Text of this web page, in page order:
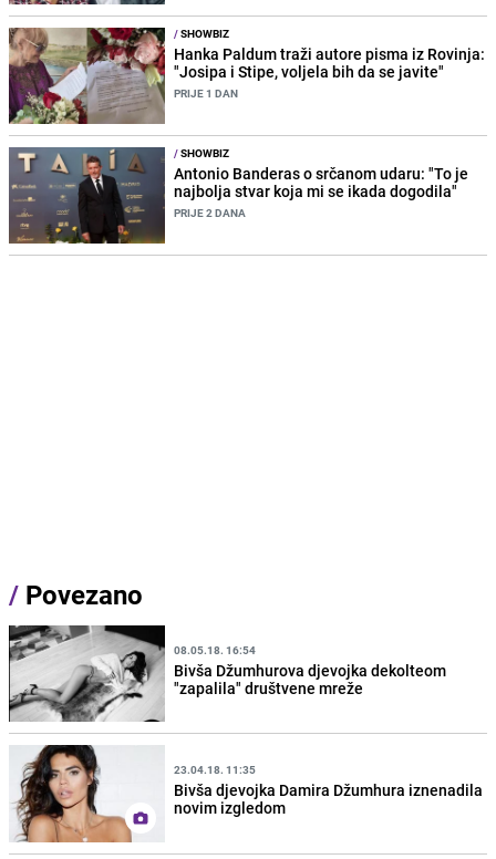
/SHOWBIZ
Hanka Paldum traži autore pisma iz Rovinja:
"Josipa i Stipe, voljela bih da se javite"
PRIJE 1 DAN
/SHOWBIZ
Antonio Banderas o srčanom udaru: "To je
najbolja stvar koja mi se ikada dogodila"
PRIJE 2 DANA
/ Povezano
08.05.18. 16:54
Bivša Džumhurova djevojka dekolteom
"zapalila" društvene mreže
23.04.18. 11:35
Bivša djevojka Damira Džumhura iznenadila
novim izgledom